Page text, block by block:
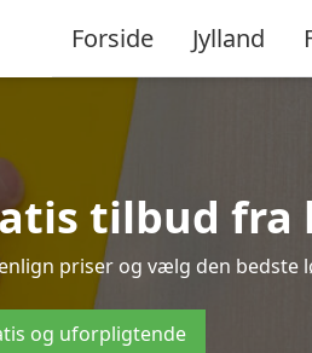
Forside Jylland
tilbud
priser og vælg den bedste
og uforpligtende